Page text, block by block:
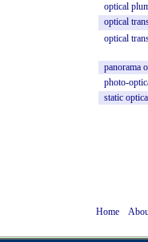
optical
optical
optical
panorama
photo-
static
Home